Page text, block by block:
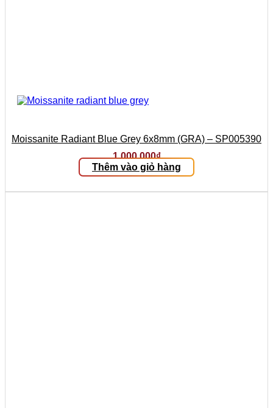
Moissanite Radiant Blue Grey 6x8mm (GRA) – SP005390
1.000.000₫
Thêm vào giỏ hàng